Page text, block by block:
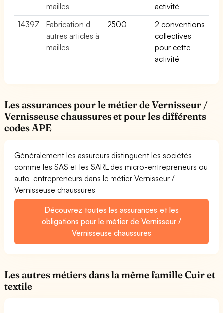
mailles
activité
1439Z
Fabrication d
autres articles à
mailles
2500
2 conventions
collectives
pour cette
activité
Les assurances pour le métier de Vernisseur /
Vernisseuse chaussures et pour les différents
codes APE
Généralement les assureurs distinguent les sociétés
comme les SAS et les SARL des micro-entrepreneurs ou
auto-entrepreneurs dans le métier Vernisseur /
Vernisseuse chaussures
Découvrez toutes les assurances et les
obligations pour le métier de Vernisseur /
Vernisseuse chaussures
Les autres métiers dans la même famille Cuir et
textile